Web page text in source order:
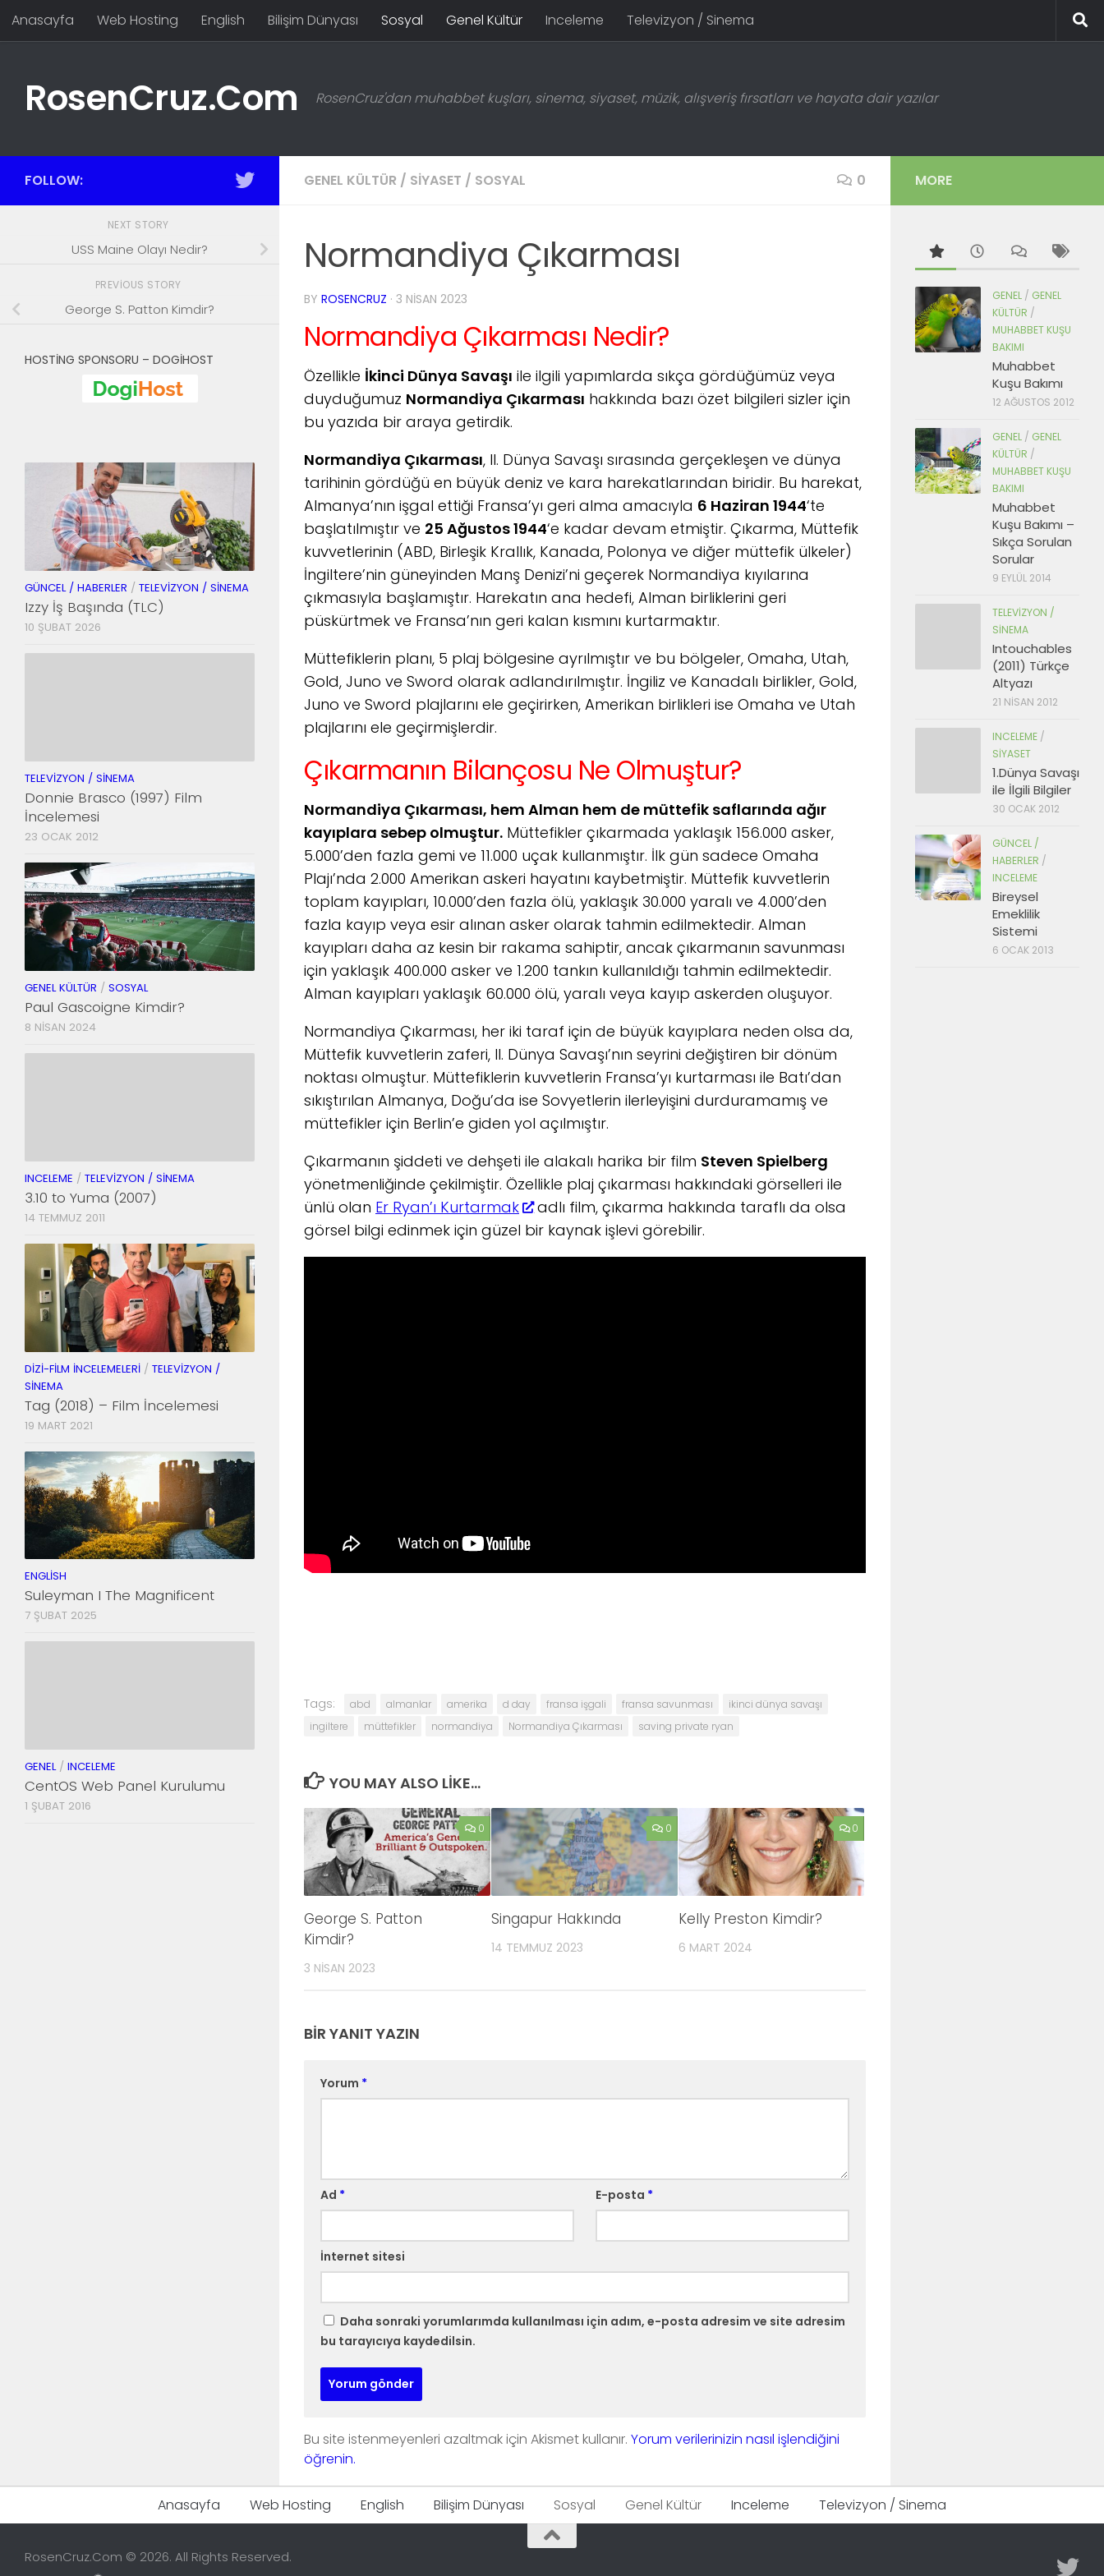
Skip to content
Anasayfa Web Hosting English Bilişim Dünyası Sosyal Genel Kültür Inceleme Televizyon / Sinema
RosenCruz.Com RosenCruz'dan muhabbet kuşları, sinema, siyaset, müzik, alışveriş fırsatları ve hayata dair yazılar
GENEL KÜLTÜR / SIYASET / SOSYAL 0
Normandiya Çıkarması
BY ROSENCRUZ · 3 NISAN 2023
Normandiya Çıkarması Nedir?
Özellikle İkinci Dünya Savaşı ile ilgili yapımlarda sıkça gördüğümüz veya
duyduğumuz Normandiya Çıkarması hakkında bazı özet bilgileri sizler için
bu yazıda bir araya getirdik.
Normandiya Çıkarması, II. Dünya Savaşı sırasında gerçekleşen ve dünya
tarihinin gördüğü en büyük deniz ve kara harekatlarından biridir. Bu harekat,
Almanya’nın işgal ettiği Fransa’yı geri alma amacıyla 6 Haziran 1944‘te
başlatılmıştır ve 25 Ağustos 1944‘e kadar devam etmiştir. Çıkarma, Müttefik
kuvvetlerinin (ABD, Birleşik Krallık, Kanada, Polonya ve diğer müttefik ülkeler)
İngiltere’nin güneyinden Manş Denizi’ni geçerek Normandiya kıyılarına
çıkmasıyla başlamıştır. Harekatın ana hedefi, Alman birliklerini geri
püskürtmek ve Fransa’nın geri kalan kısmını kurtarmaktır.
Müttefiklerin planı, 5 plaj bölgesine ayrılmıştır ve bu bölgeler, Omaha, Utah,
Gold, Juno ve Sword olarak adlandırılmıştır. İngiliz ve Kanadalı birlikler, Gold,
Juno ve Sword plajlarını ele geçirirken, Amerikan birlikleri ise Omaha ve Utah
plajlarını ele geçirmişlerdir.
Çıkarmanın Bilançosu Ne Olmuştur?
Normandiya Çıkarması, hem Alman hem de müttefik saflarında ağır
kayıplara sebep olmuştur. Müttefikler çıkarmada yaklaşık 156.000 asker,
5.000’den fazla gemi ve 11.000 uçak kullanmıştır. İlk gün sadece Omaha
Plajı’nda 2.000 Amerikan askeri hayatını kaybetmiştir. Müttefik kuvvetlerin
toplam kayıpları, 10.000’den fazla ölü, yaklaşık 30.000 yaralı ve 4.000’den
fazla kayıp veya esir alınan asker olarak tahmin edilmektedir. Alman
kayıpları daha az kesin bir rakama sahiptir, ancak çıkarmanın savunması
için yaklaşık 400.000 asker ve 1.200 tankın kullanıldığı tahmin edilmektedir.
Alman kayıpları yaklaşık 60.000 ölü, yaralı veya kayıp askerden oluşuyor.
Normandiya Çıkarması, her iki taraf için de büyük kayıplara neden olsa da,
Müttefik kuvvetlerin zaferi, II. Dünya Savaşı’nın seyrini değiştiren bir dönüm
noktası olmuştur. Müttefiklerin kuvvetlerin Fransa’yı kurtarması ile Batı’dan
sıkıştırılan Almanya, Doğu’da ise Sovyetlerin ilerleyişini durduramamış ve
müttefikler için Berlin’e giden yol açılmıştır.
Çıkarmanın şiddeti ve dehşeti ile alakalı harika bir film Steven Spielberg
yönetmenliğinde çekilmiştir. Özellikle plaj çıkarması hakkındaki görselleri ile
ünlü olan Er Ryan’ı Kurtarmak
adlı film, çıkarma hakkında taraflı da olsa
görsel bilgi edinmek için güzel bir kaynak işlevi görebilir.
Tags: abd almanlar amerika d day fransa işgali fransa savunması
ikinci dünya savaşı
ingiltere
müttefikler normandiya Normandiya Çıkarması saving private ryan
YOU MAY ALSO LIKE...
0
George S. Patton
Kimdir?
3 NISAN 2023
0
Singapur Hakkında
14 TEMMUZ 2023
0
Kelly Preston Kimdir?
6 MART 2024
BIR YANIT YAZIN
Yorum *
Ad * E-posta *
İnternet sitesi
Daha sonraki yorumlarımda kullanılması için adım, e-posta adresim ve site adresim
bu tarayıcıya kaydedilsin.
Bu site istenmeyenleri azaltmak için Akismet kullanır. Yorum verilerinizin nasıl işlendiğini
öğrenin.
FOLLOW:
NEXT STORY
USS Maine Olayı Nedir?
PREVIOUS STORY
George S. Patton Kimdir?
HOSTING SPONSORU – DOGIHOST
GÜNCEL / HABERLER / TELEVIZYON / SINEMA
Izzy İş Başında (TLC)
10 ŞUBAT 2026
TELEVIZYON / SINEMA
Donnie Brasco (1997) Film
İncelemesi
23 OCAK 2012
GENEL KÜLTÜR / SOSYAL
Paul Gascoigne Kimdir?
8 NISAN 2024
INCELEME / TELEVIZYON / SINEMA
3.10 to Yuma (2007)
14 TEMMUZ 2011
DIZI-FILM İNCELEMELERI / TELEVIZYON /
SINEMA
Tag (2018) – Film İncelemesi
19 MART 2021
ENGLISH
Suleyman I The Magnificent
7 ŞUBAT 2025
GENEL/ INCELEME
CentOS Web Panel Kurulumu
1 ŞUBAT 2016
MORE
GENEL / GENEL
KÜLTÜR /
MUHABBET KUŞU
BAKIMI
Muhabbet
Kuşu Bakımı
12 AĞUSTOS 2012
GENEL / GENEL
KÜLTÜR /
MUHABBET KUŞU
BAKIMI
Muhabbet
Kuşu Bakımı –
Sıkça Sorulan
Sorular
9 EYLÜL 2014
TELEVIZYON /
SINEMA
Intouchables
(2011) Türkçe
Altyazı
21 NISAN 2012
INCELEME /
SIYASET
1.Dünya Savaşı
ile İlgili Bilgiler
30 OCAK 2012
GÜNCEL /
HABERLER /
INCELEME
Bireysel
Emeklilik
Sistemi
6 OCAK 2013
Anasayfa Web Hosting English Bilişim Dünyası Sosyal Genel Kültür Inceleme Televizyon / Sinema
RosenCruz.Com © 2026. All Rights Reserved.